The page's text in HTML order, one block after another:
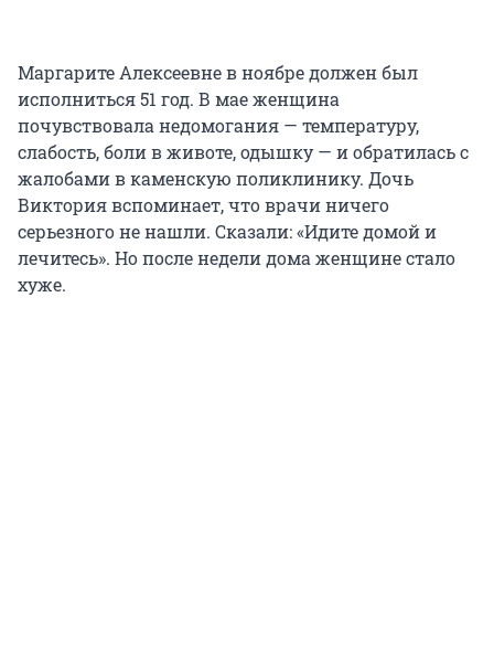
Маргарите Алексеевне в ноябре должен был
исполниться 51 год. В мае женщина
почувствовала недомогания — температуру,
слабость, боли в животе, одышку — и обратилась с
жалобами в каменскую поликлинику. Дочь
Виктория вспоминает, что врачи ничего
серьезного не нашли. Сказали: «Идите домой и
лечитесь». Но после недели дома женщине стало
хуже.